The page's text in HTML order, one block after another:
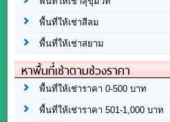
พื้นที่ให้เช่าสีลม
พื้นที่ให้เช่าสยาม
หาพื้นที่เช่าตามช่วงราคา
พื้นที่ให้เช่าราคา 0-500 บาท
พื้นที่ให้เช่าราคา 501-1,000 บาท